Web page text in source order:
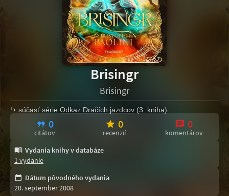
Brisingr
Brisingr
súčasť série Odkaz Dračích jazdcov (3. kniha)
0
citátov
0
recenzií
0
komentárov
Vydania knihy v databáze
1 vydanie
Dátum pôvodného vydania
20. september 2008